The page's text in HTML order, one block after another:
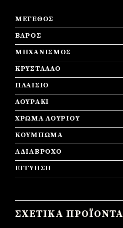
ΜΈΓΕΘΟΣ
ΒΆΡΟΣ
ΜΗΧΑΝΙΣΜΌΣ
ΚΡΎΣΤΑΛΛΟ
ΠΛΑΊΣΙΟ
ΛΟΥΡΆΚΙ
ΧΡΏΜΑ ΛΟΥΡΙΟΎ
ΚΟΎΜΠΩΜΑ
ΑΔΙΆΒΡΟΧΟ
ΕΓΓΎΗΣΗ
ΣΧΕΤΙΚΆ ΠΡΟΪΌΝΤΑ